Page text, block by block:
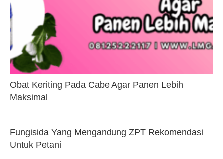
Obat Keriting Pada Cabe Agar Panen Lebih
Maksimal
Fungisida Yang Mengandung ZPT Rekomendasi
Untuk Petani